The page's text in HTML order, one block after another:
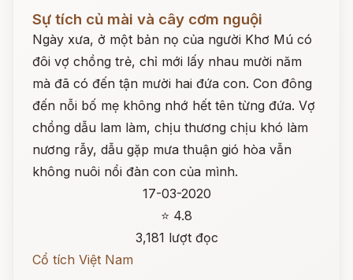
Sự tích củ mài và cây cơm nguội
Ngày xưa, ở một bản nọ của người Khơ Mú có
đôi vợ chồng trẻ, chỉ mới lấy nhau mười năm
mà đã có đến tận mười hai đứa con. Con đông
đến nỗi bố mẹ không nhớ hết tên từng đứa. Vợ
chồng dẫu lam làm, chịu thương chịu khó làm
nương rẫy, dẫu gặp mưa thuận gió hòa vẫn
không nuôi nổi đàn con của mình.
17-03-2020
⭐ 4.8
3,181 lượt đọc
Cổ tích Việt Nam